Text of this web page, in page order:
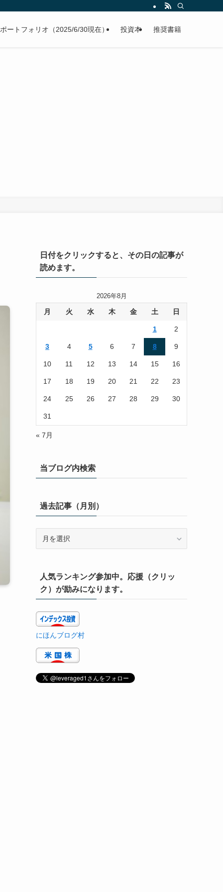
ートフォリオ（2025/6/30現在） 投資本 推奨書籍
日付をクリックすると、その日の記事が
読めます。
2026年8月
月 火 水 木 金 土 日
1 2
3 4 5 6 7 8 9
10 11 12 13 14 15 16
17 18 19 20 21 22 23
24 25 26 27 28 29 30
31
« 7月
当ブログ内検索
過去記事（月別）
（月
別）
人気ランキング参加中。応援（クリッ
ク）が励みになります。
にほんブログ村